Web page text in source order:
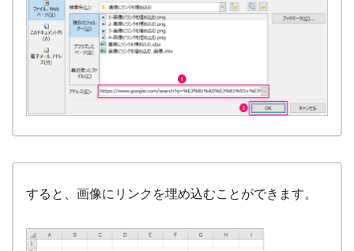
すると、画像にリンクを埋め込むことができます。